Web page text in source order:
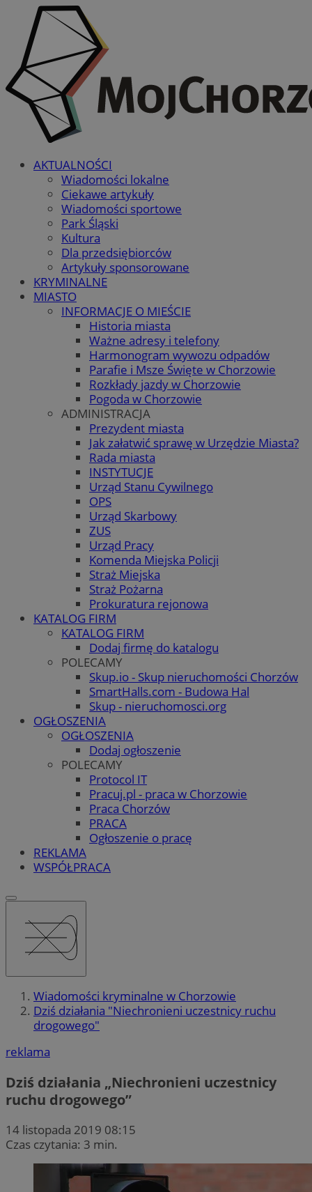
AKTUALNOŚCI
Wiadomości lokalne
Ciekawe artykuły
Wiadomości sportowe
Park Śląski
Kultura
Dla przedsiębiorców
Artykuły sponsorowane
KRYMINALNE
MIASTO
INFORMACJE O MIEŚCIE
Historia miasta
Ważne adresy i telefony
Harmonogram wywozu odpadów
Parafie i Msze Święte w Chorzowie
Rozkłady jazdy w Chorzowie
Pogoda w Chorzowie
ADMINISTRACJA
Prezydent miasta
Jak załatwić sprawę w Urzędzie Miasta?
Rada miasta
INSTYTUCJE
Urząd Stanu Cywilnego
OPS
Urząd Skarbowy
ZUS
Urząd Pracy
Komenda Miejska Policji
Straż Miejska
Straż Pożarna
Prokuratura rejonowa
KATALOG FIRM
KATALOG FIRM
Dodaj firmę do katalogu
POLECAMY
Skup.io - Skup nieruchomości Chorzów
SmartHalls.com - Budowa Hal
Skup - nieruchomosci.org
OGŁOSZENIA
OGŁOSZENIA
Dodaj ogłoszenie
POLECAMY
Protocol IT
Pracuj.pl - praca w Chorzowie
Praca Chorzów
PRACA
Ogłoszenie o pracę
REKLAMA
WSPÓŁPRACA
Wiadomości kryminalne w Chorzowie
Dziś działania "Niechronieni uczestnicy ruchu
drogowego"
reklama
Dziś działania „Niechronieni uczestnicy
ruchu drogowego”
14 listopada 2019 08:15
Czas czytania: 3 min.